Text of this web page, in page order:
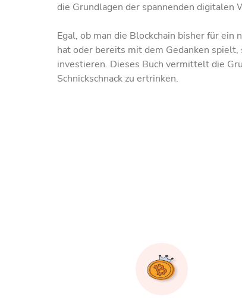
die Grundlagen der spannenden digitalen
Egal, ob man die Blockchain bisher für ein
hat oder bereits mit dem Gedanken spielt,
investieren. Dieses Buch vermittelt die
Schnickschnack zu ertrinken.